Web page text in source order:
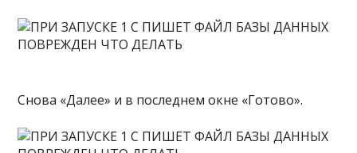
Снова «Далее» и в последнем окне «Готово».